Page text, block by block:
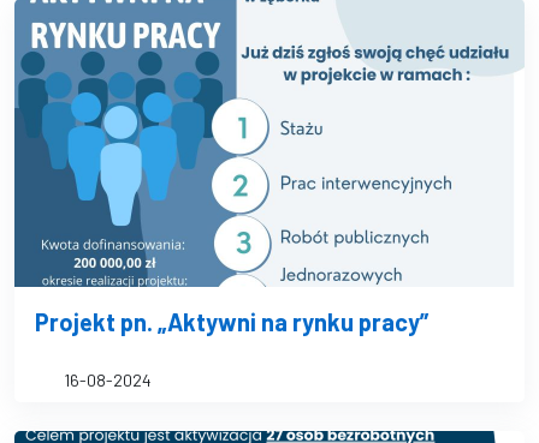
Projekt pn. „Aktywni na rynku pracy”
16-08-2024